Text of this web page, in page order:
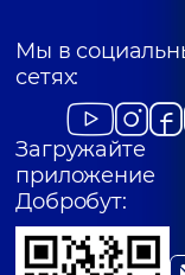
Мы в
сетях:
Загружайте
приложение
Добробут: